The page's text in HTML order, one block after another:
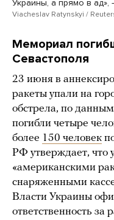
Украины, а прямо в
Viacheslav Ratynskyi /
Мемориал
Севастополя
23 июня в
ракеты упали на
обстрела, по
погибли четыре
более 150 человек
РФ утверждает, что
«американскими
снаряженными
Власти Украины
ответственность за